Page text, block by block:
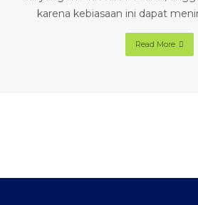
karena kebiasaan ini dapat
Read More